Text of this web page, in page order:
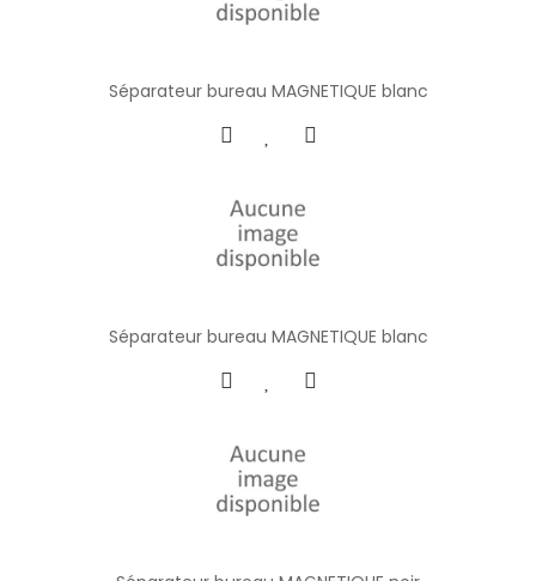
Séparateur bureau MAGNETIQUE blanc
Séparateur bureau MAGNETIQUE blanc